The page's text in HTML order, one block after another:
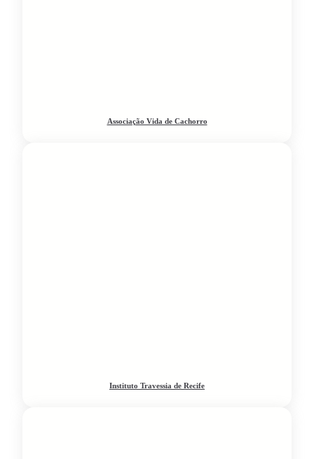
Associação Vida de Cachorro
Instituto Travessia de Recife